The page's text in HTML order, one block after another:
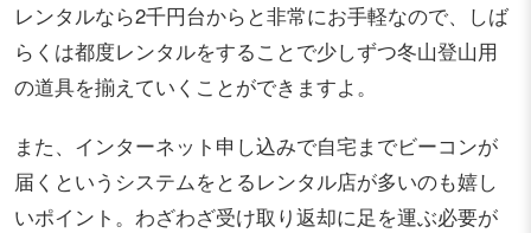
レンタルなら2千円台からと非常にお手軽なので、しば
らくは都度レンタルをすることで少しずつ冬山登山用
の道具を揃えていくことができますよ。
また、インターネット申し込みで自宅までビーコンが
届くというシステムをとるレンタル店が多いのも嬉し
いポイント。わざわざ受け取り返却に足を運ぶ必要が